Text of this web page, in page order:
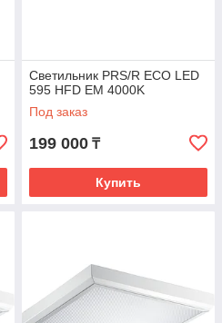
Светильник PRS/R ECO LED
595 HFD EM 4000K
Под заказ
199 000 ₸
Купить